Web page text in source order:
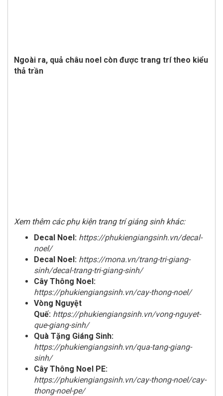
Ngoài ra, quả châu noel còn được trang trí theo kiểu
thả trần
Xem thêm các phụ kiện trang trí giáng sinh khác:
Decal Noel: https://phukiengiangsinh.vn/decal-
noel/
Decal Noel: https://mona.vn/trang-tri-giang-
sinh/decal-trang-tri-giang-sinh/
Cây Thông Noel:
https://phukiengiangsinh.vn/cay-thong-noel/
Vòng Nguyệt
Quế: https://phukiengiangsinh.vn/vong-nguyet-
que-giang-sinh/
Quà Tặng Giáng Sinh:
https://phukiengiangsinh.vn/qua-tang-giang-
sinh/
Cây Thông Noel PE:
https://phukiengiangsinh.vn/cay-thong-noel/cay-
thong-noel-pe/